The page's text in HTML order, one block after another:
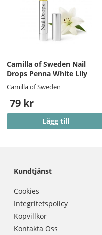
Camilla of Sweden Nail
Drops Penna White Lily
Camilla of Sweden
79 kr
Lägg till
Kundtjänst
Cookies
Integritetspolicy
Köpvillkor
Kontakta Oss